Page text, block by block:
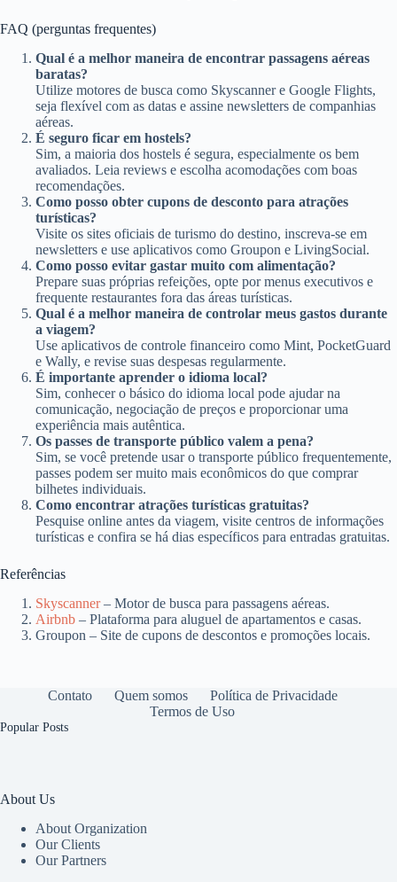
FAQ (perguntas frequentes)
Qual é a melhor maneira de encontrar passagens aéreas
baratas?
Utilize motores de busca como Skyscanner e Google Flights,
seja flexível com as datas e assine newsletters de companhias
aéreas.
É seguro ficar em hostels?
Sim, a maioria dos hostels é segura, especialmente os bem
avaliados. Leia reviews e escolha acomodações com boas
recomendações.
Como posso obter cupons de desconto para atrações
turísticas?
Visite os sites oficiais de turismo do destino, inscreva-se em
newsletters e use aplicativos como Groupon e LivingSocial.
Como posso evitar gastar muito com alimentação?
Prepare suas próprias refeições, opte por menus executivos e
frequente restaurantes fora das áreas turísticas.
Qual é a melhor maneira de controlar meus gastos durante
a viagem?
Use aplicativos de controle financeiro como Mint, PocketGuard
e Wally, e revise suas despesas regularmente.
É importante aprender o idioma local?
Sim, conhecer o básico do idioma local pode ajudar na
comunicação, negociação de preços e proporcionar uma
experiência mais autêntica.
Os passes de transporte público valem a pena?
Sim, se você pretende usar o transporte público frequentemente,
passes podem ser muito mais econômicos do que comprar
bilhetes individuais.
Como encontrar atrações turísticas gratuitas?
Pesquise online antes da viagem, visite centros de informações
turísticas e confira se há dias específicos para entradas gratuitas.
Referências
Skyscanner– Motor de busca para passagens aéreas.
Airbnb – Plataforma para aluguel de apartamentos e casas.
Groupon – Site de cupons de descontos e promoções locais.
Contato Quem somos
Política de Privacidade
Termos de Uso
Popular Posts
About Us
About Organization
Our Clients
Our Partners